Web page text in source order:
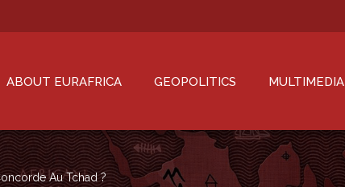
ABOUT EURAFRICA GEOPOLITICS MULTIMEDIA
Au Tchad ?